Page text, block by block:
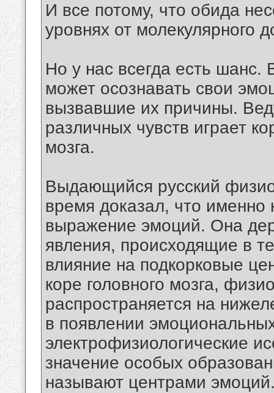
И все потому, что обида
уровнях от молекулярного
Но у нас всегда есть шанс.
может осознавать свои
вызвавшие их причины.
различных чувств играет
мозга.
Выдающийся русский
время доказал, что именно
выражение эмоций. Она
явления, происходящие в
влияние на подкорковые
коре головного мозга,
распространяется на
в появлении
электрофизиологические
значение особых
называют центрами